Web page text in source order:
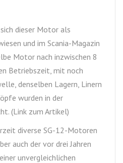
dieser Motor als
und im Scania-Magazin
Motor nach inzwischen 8
Betriebszeit, mit noch
denselben Lagern, Linern
wurden in der
(Link zum Artikel)
diverse SG-12-Motoren
auch der vor drei Jahren
unvergleichlichen